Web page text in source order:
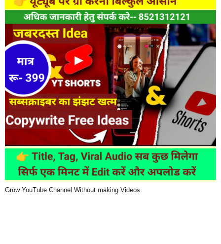
Grow YouTube Channel Without making Videos